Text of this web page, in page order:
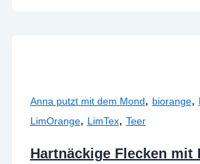
Anna putzt mit dem Mond, biorange,
LimOrange, LimTex, Teer
Hartnäckige Flecken mit